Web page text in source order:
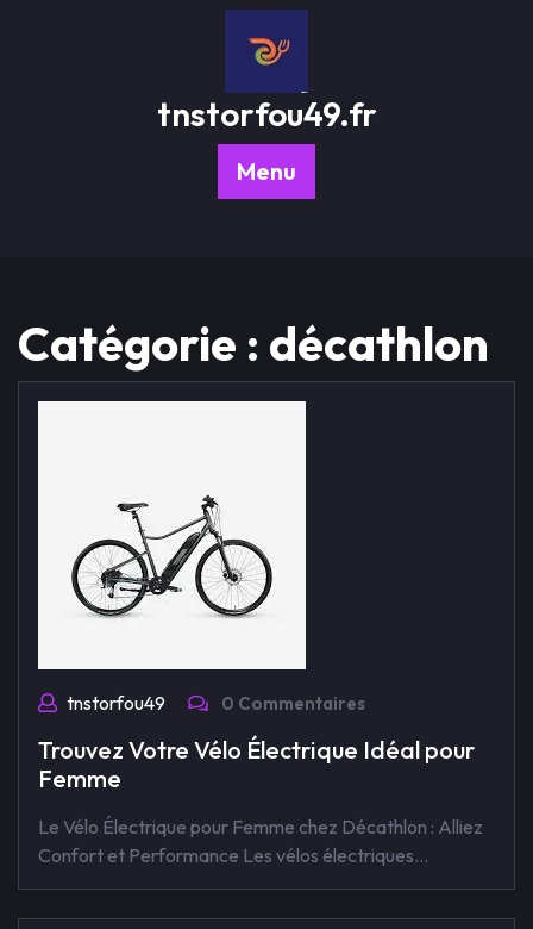
tnstorfou49.fr
Menu
Catégorie : décathlon
tnstorfou49 0 Commentaires
Trouvez Votre Vélo Électrique Idéal pour
Femme
Le Vélo Électrique pour Femme chez Décathlon : Alliez
Confort et Performance Les vélos électriques…